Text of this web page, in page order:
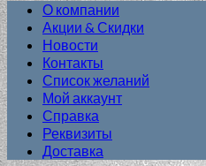
О компании
Акции & Скидки
Новости
Контакты
Список желаний
Мой аккаунт
Справка
Реквизиты
Доставка